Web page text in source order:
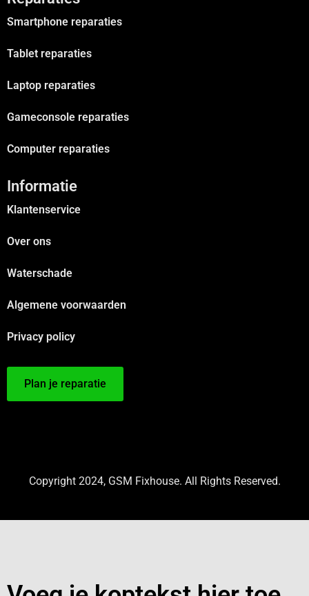
Smartphone reparaties
Tablet reparaties
Laptop reparaties
Gameconsole reparaties
Computer reparaties
Informatie
Klantenservice
Over ons
Waterschade
Algemene voorwaarden
Privacy policy
Plan je reparatie
Copyright 2024, GSM Fixhouse. All Rights Reserved.